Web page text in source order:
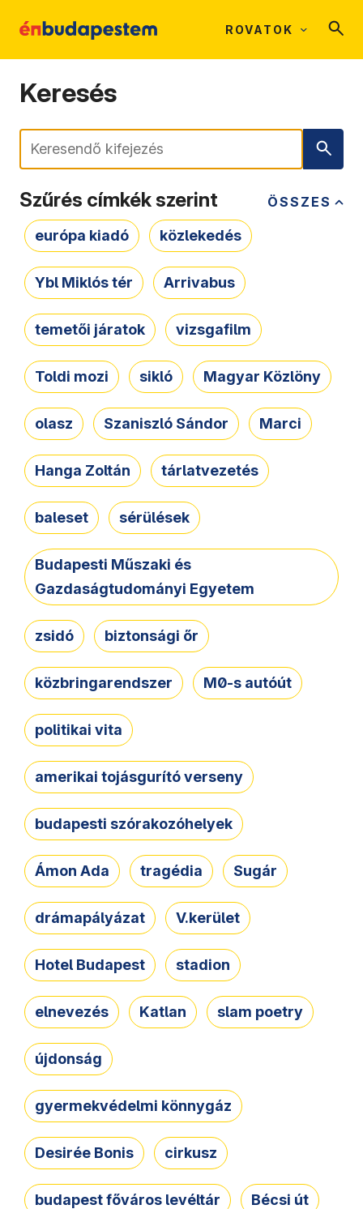
ROVATOK
Keresés
Keresés
ÖSSZES
Szűrés címkék szerint
európa kiadó közlekedés
Ybl Miklós tér Arrivabus
temetői járatok vizsgafilm
Toldi mozi sikló Magyar Közlöny
olasz Szaniszló Sándor Marci
Hanga Zoltán tárlatvezetés
baleset sérülések
Budapesti Műszaki és
Gazdaságtudományi Egyetem
zsidó biztonsági őr
közbringarendszer M0-s autóút
politikai vita
amerikai tojásgurító verseny
budapesti szórakozóhelyek
Ámon Ada tragédia Sugár
drámapályázat V.kerület
Hotel Budapest stadion
elnevezés Katlan slam poetry
újdonság
gyermekvédelmi könnygáz
Desirée Bonis cirkusz
budapest főváros levéltár Bécsi út